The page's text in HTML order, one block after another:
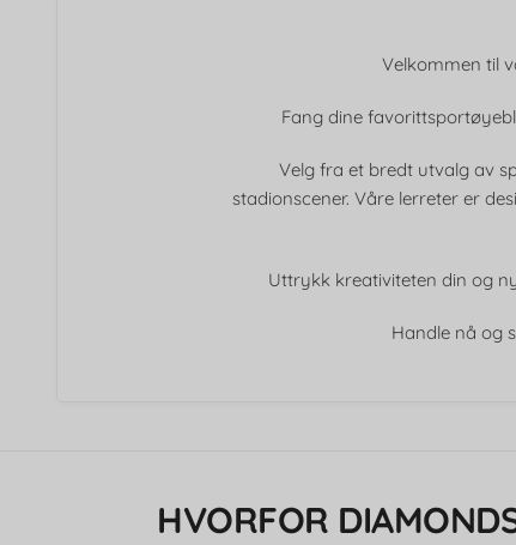
Velkommen til
Fang dine
Velg fra et bredt utvalg av
stadionscener. Våre lerreter er
Uttrykk kreativiteten din og
Handle nå og
HVORFOR